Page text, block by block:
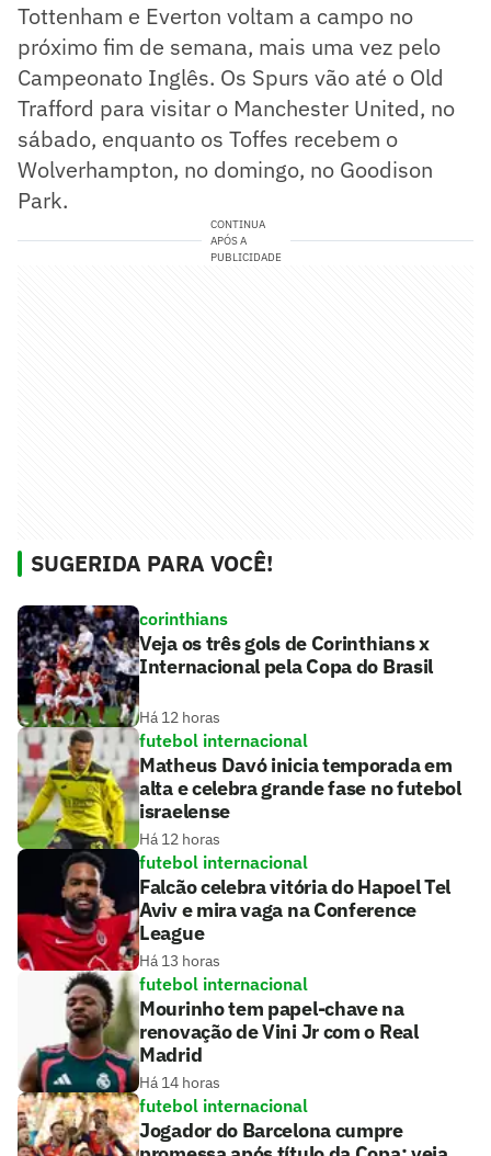
​Tottenham e Everton voltam a campo no
próximo fim de semana, mais uma vez pelo
Campeonato Inglês. Os Spurs vão até o Old
Trafford para visitar o Manchester United, no
sábado, enquanto os Toffes recebem o
Wolverhampton, no domingo, no Goodison
Park.
CONTINUA
APÓS A
PUBLICIDADE
SUGERIDA PARA VOCÊ!
corinthians
Veja os três gols de Corinthians x
Internacional pela Copa do Brasil
Há 12 horas
futebol internacional
Matheus Davó inicia temporada em
alta e celebra grande fase no futebol
israelense
Há 12 horas
futebol internacional
Falcão celebra vitória do Hapoel Tel
Aviv e mira vaga na Conference
League
Há 13 horas
futebol internacional
Mourinho tem papel-chave na
renovação de Vini Jr com o Real
Madrid
Há 14 horas
futebol internacional
Jogador do Barcelona cumpre